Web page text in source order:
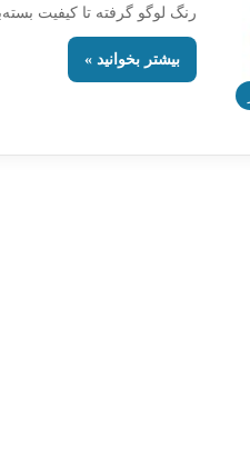
رنگ لوگو گرفته تا کیفیت
بیشتر بخوانید »